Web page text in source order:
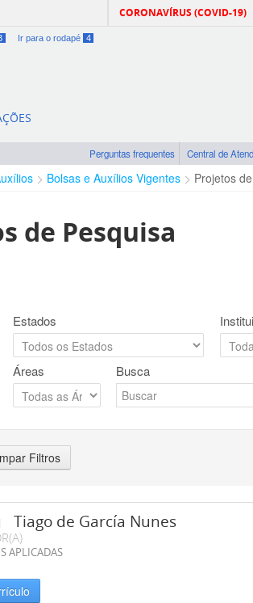
CORONAVÍRUS (COVID-19)
Ir para o rodapé 4
Perguntas frequentes Central de
Bolsas e Auxílios Vigentes Projetos
de Pesquisa
Estados
Áreas Busca
Filtros
Tiago de García Nunes
APLICADAS